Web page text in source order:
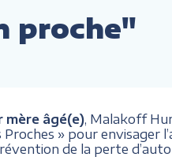
proche"
mère âgé(e), Malakoff
» pour envisager
de la perte